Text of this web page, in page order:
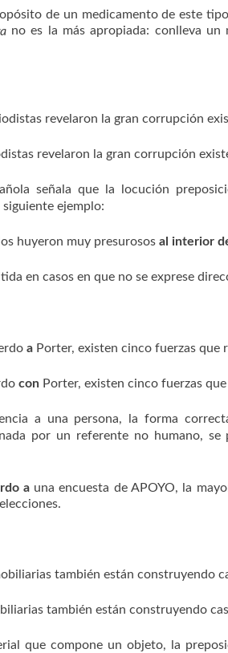
de un medicamento de este
no es la más apropiada: conlleva un
revelaron la gran corrupción
revelaron la gran corrupción
señala que la locución
ejemplo:
huyeron muy presurosos al interior
en casos en que no se exprese
a Porter, existen cinco fuerzas que
con Porter, existen cinco fuerzas
a una persona, la forma
por un referente no humano,
auna encuesta de APOYO, la
también están construyendo
también están construyendo
que compone un objeto, la